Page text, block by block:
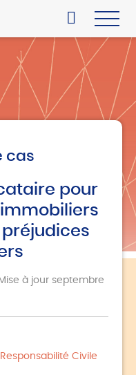
cas
pour
à jour septembre
Responsabilité Civile